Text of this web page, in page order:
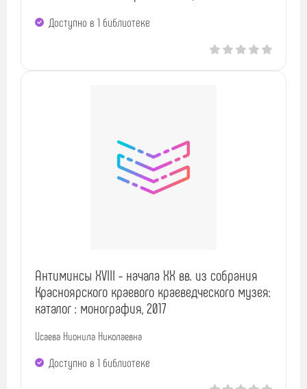
Доступно в 1 библиотекe
Антиминсы XVIII - начала XX вв. из собрания
Красноярского краевого краеведческого музея:
каталог : монография, 2017
Исаева Нионила Николаевна
Доступно в 1 библиотекe